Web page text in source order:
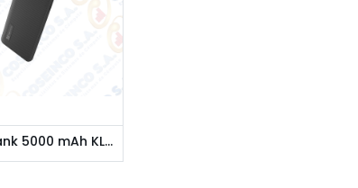
Power Bank 5000 mAh KLIP XTREME KPB-250 Black